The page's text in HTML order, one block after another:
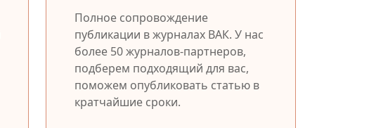
Полное сопровождение
публикации в журналах ВАК. У нас
более 50 журналов-партнеров,
подберем подходящий для вас,
поможем опубликовать статью в
кратчайшие сроки.